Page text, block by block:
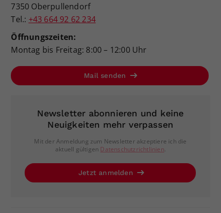
7350 Oberpullendorf
Tel.: +43 664 92 62 234
Öffnungszeiten:
Montag bis Freitag: 8:00 – 12:00 Uhr
Mail senden
Newsletter abonnieren und keine
Neuigkeiten mehr verpassen
Mit der Anmeldung zum Newsletter akzeptiere ich die
aktuell gültigen Datenschutzrichtlinien.
Jetzt anmelden